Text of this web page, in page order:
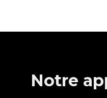
Notre